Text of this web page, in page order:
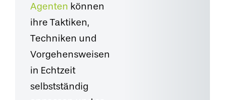
Agenten können
ihre Taktiken,
Techniken und
Vorgehensweisen
in Echtzeit
selbstständig